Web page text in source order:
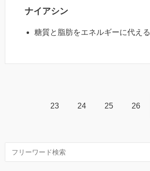
ナイアシン
糖質と脂肪をエネルギーに代える
23 24 25 26